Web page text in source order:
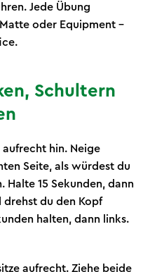
Jede Übung
oder Equipment –
Schultern
aufrecht hin. Neige
Seite, als würdest du
Halte 15 Sekunden, dann
drehst du den Kopf
halten, dann links.
aufrecht. Ziehe beide